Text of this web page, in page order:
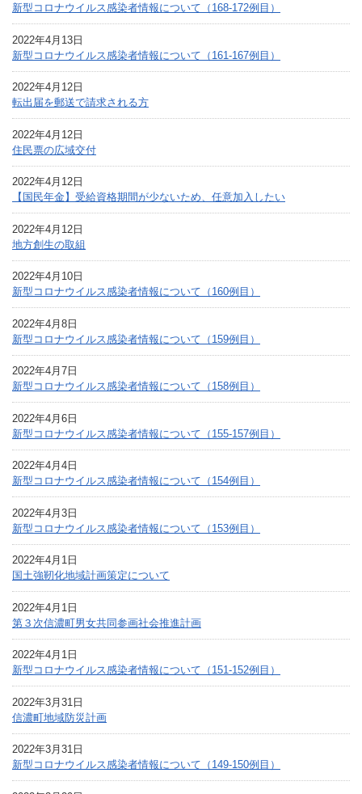
新型コロナウイルス感染者情報について（168-172例目）
2022年4月13日
新型コロナウイルス感染者情報について（161-167例目）
2022年4月12日
転出届を郵送で請求される方
2022年4月12日
住民票の広域交付
2022年4月12日
【国民年金】受給資格期間が少ないため、任意加入したい
2022年4月12日
地方創生の取組
2022年4月10日
新型コロナウイルス感染者情報について（160例目）
2022年4月8日
新型コロナウイルス感染者情報について（159例目）
2022年4月7日
新型コロナウイルス感染者情報について（158例目）
2022年4月6日
新型コロナウイルス感染者情報について（155-157例目）
2022年4月4日
新型コロナウイルス感染者情報について（154例目）
2022年4月3日
新型コロナウイルス感染者情報について（153例目）
2022年4月1日
国土強靭化地域計画策定について
2022年4月1日
第３次信濃町男女共同参画社会推進計画
2022年4月1日
新型コロナウイルス感染者情報について（151-152例目）
2022年3月31日
信濃町地域防災計画
2022年3月31日
新型コロナウイルス感染者情報について（149-150例目）